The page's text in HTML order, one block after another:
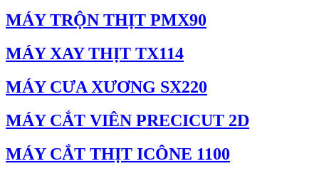
MÁY TRỘN THỊT PMX90
MÁY XAY THỊT TX114
MÁY CƯA XƯƠNG SX220
MÁY CẮT VIÊN PRECICUT 2D
MÁY CẮT THỊT ICÔNE 1100